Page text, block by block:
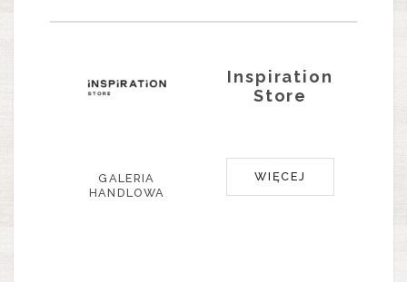
Inspiration
Store
GALERIA
HANDLOWA
WIĘCEJ